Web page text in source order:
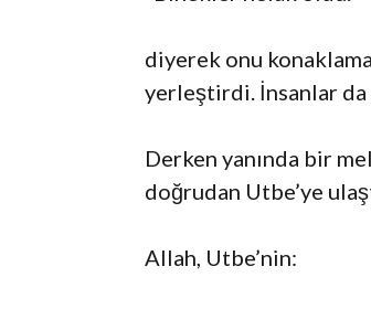
diyerek onu
yerleştirdi. İnsanlar da
Derken yanında bir
doğrudan Utbe’ye
Allah, Utbe’nin: